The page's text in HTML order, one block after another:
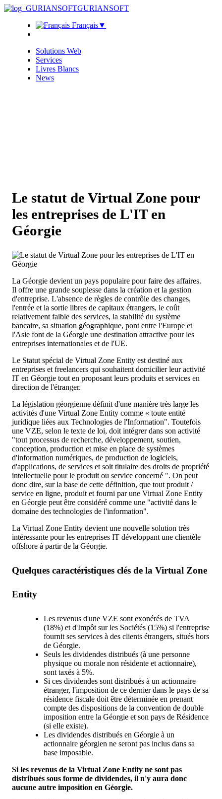
GURIANSOFT
Français▼
Solutions Web
Services
Livres Blancs
News
Le statut de Virtual Zone pour
les entreprises de L'IT en
Géorgie
La Géorgie devient un pays populaire pour faire des affaires.
Il offre une grande souplesse dans la création et la gestion
d'entreprise. L'absence de règles de contrôle des changes,
l'entrée et la sortie libres de capitaux étrangers, le coût
relativement faible des services, la stabilité du système
bancaire, sa situation géographique, pont entre l'Europe et
l'Asie font de la Géorgie une destination attractive pour les
entreprises internationales et de l'UE.
Le Statut spécial de Virtual Zone Entity est destiné aux
entreprises et freelancers qui souhaitent domicilier leur activité
IT en Géorgie tout en proposant leurs produits et services en
direction de l'étranger.
La législation géorgienne définit d'une manière très large les
activités d'une Virtual Zone Entity comme « toute entité
juridique liées aux Technologies de l'Information". Toutefois
une VZE, selon le texte de loi, doit intégrer dans son activité
"tout processus de recherche, développement, soutien,
conception, production et mise en place de systèmes
d'information numériques, de production de logiciels,
d'applications, de services et soit titulaire des droits de propriété
intellectuelle pour le produit ou service concerné ". On peut
donc dire, sur la base de cette définition, que tout produit /
service en ligne, produit et fourni par une Virtual Zone Entity
en Géorgie peut être considéré comme une "activité dans le
domaine des technologies de l'information".
La Virtual Zone Entity devient une nouvelle solution très
intéressante pour les entreprises IT développant une clientèle
offshore à partir de la Géorgie.
Quelques caractéristiques clés de la Virtual Zone
Entity
Les revenus d'une VZE sont exonérés de TVA
(18%) et d'Impôt sur les Sociétés (15%) si l'entreprise
fournit ses services à des clients étrangers, situés hors
de Géorgie.
Seuls les dividendes distribués (à une personne
physique ou morale non résidente et actionnaire),
sont taxés à 5%.
Si ces dividendes sont distribués à un actionnaire
étranger, l'imposition de ce dernier dans le pays de sa
résidence fiscale doit être déterminée en prenant
compte des dispositions de la convention de double
imposition entre la Géorgie et son pays de Résidence
(si elle existe).
Les dividendes distribués en Géorgie à un
actionnaire géorgien ne seront pas inclus dans sa
base imposable.
Si les revenus de la Virtual Zone Entity ne sont pas
distribués sous forme de dividendes, il n'y aura donc
aucune autre imposition en Géorgie.